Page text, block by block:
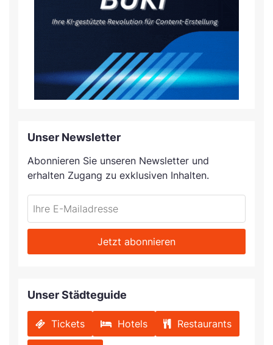
Unser Newsletter
Abonnieren Sie unseren Newsletter und
erhalten Zugang zu exklusiven Inhalten.
not
fill
E-
Mailadresse:
Jetzt abonnieren
Unser Städteguide
Tickets Hotels Restaurants